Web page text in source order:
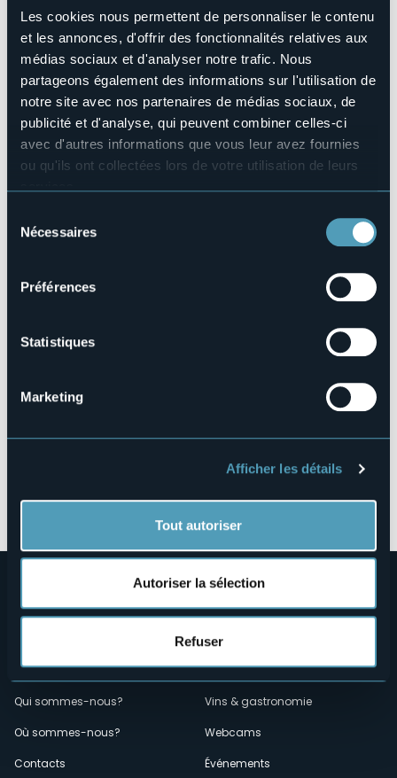
Les cookies nous permettent de personnaliser le contenu
et les annonces, d'offrir des fonctionnalités relatives aux
médias sociaux et d'analyser notre trafic. Nous
partageons également des informations sur l'utilisation de
notre site avec nos partenaires de médias sociaux, de
publicité et d'analyse, qui peuvent combiner celles-ci
avec d'autres informations que vous leur avez fournies
ou qu'ils ont collectées lors de votre utilisation de leurs
manière de les gérer et de les supprimer,
cliquez ici
Nécessaires
Préférences
Statistiques
Marketing
Afficher les détails
Tout autoriser
Autoriser la sélection
Refuser
• Salterello: un giro da 5 minuti costa 6€.
Organisateur de l'événement
Acqualand
Lieu de l'événement
Lido di Cannobio
Téléphone
+39 0323 71212 Ufficio IAT
E-mail
https://www.facebook.com/acqualandcannobio
Piazzale Lido
Ouvrir la carte
Menù
secondario
Qui sommes-nous?
Où sommes-nous?
Contacts
Vins & gastronomie
Webcams
Événements